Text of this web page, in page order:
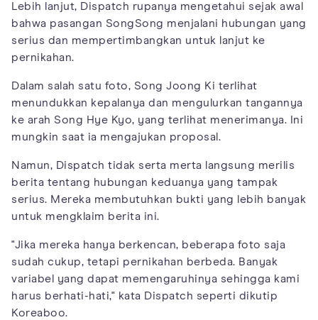
Lebih lanjut, Dispatch rupanya mengetahui sejak awal
bahwa pasangan SongSong menjalani hubungan yang
serius dan mempertimbangkan untuk lanjut ke
pernikahan.
Dalam salah satu foto, Song Joong Ki terlihat
menundukkan kepalanya dan mengulurkan tangannya
ke arah Song Hye Kyo, yang terlihat menerimanya. Ini
mungkin saat ia mengajukan proposal.
Namun, Dispatch tidak serta merta langsung merilis
berita tentang hubungan keduanya yang tampak
serius. Mereka membutuhkan bukti yang lebih banyak
untuk mengklaim berita ini.
"Jika mereka hanya berkencan, beberapa foto saja
sudah cukup, tetapi pernikahan berbeda. Banyak
variabel yang dapat memengaruhinya sehingga kami
harus berhati-hati," kata Dispatch seperti dikutip
Koreaboo.